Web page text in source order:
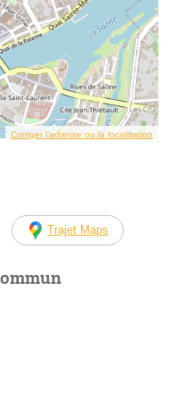
Corriger l’adresse ou la localisation
Trajet Maps